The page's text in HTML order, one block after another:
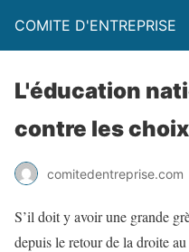
COMITE D'ENTREPRISE
L'éducation
contre les
comitedentreprise.com
S’il doit y avoir une grande
depuis le retour de la droite